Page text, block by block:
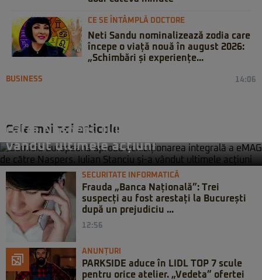
CE SE ÎNTÂMPLĂ DOCTORE
Neti Sandu nominalizează zodia care
începe o viață nouă în august 2026:
„Schimbări și experiențe...
Cele mai noi articole
BUSINESS 14:06
către Naspers. Iulian Stanciu și-a
vândut ultimele acțiuni
SECURITATE INFORMATICĂ
Frauda „Banca Națională”: Trei
suspecți au fost arestați la București
după un prejudiciu ...
12:56
ANUNȚURI
PARKSIDE aduce în LIDL TOP 7 scule
pentru orice atelier. „Vedeta” ofertei